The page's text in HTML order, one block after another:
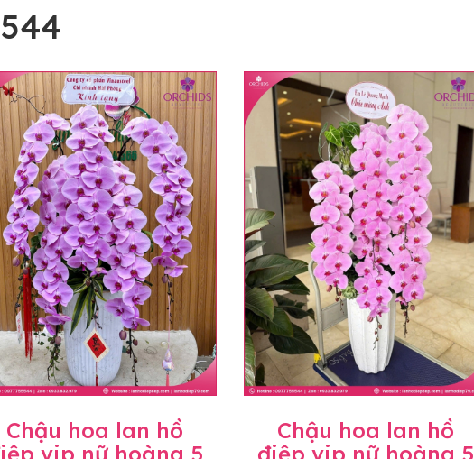
Chậu hoa lan hồ
vip nữ hoàng 5
Chậu hoa lan hồ
điệp vip nữ hoàng 5